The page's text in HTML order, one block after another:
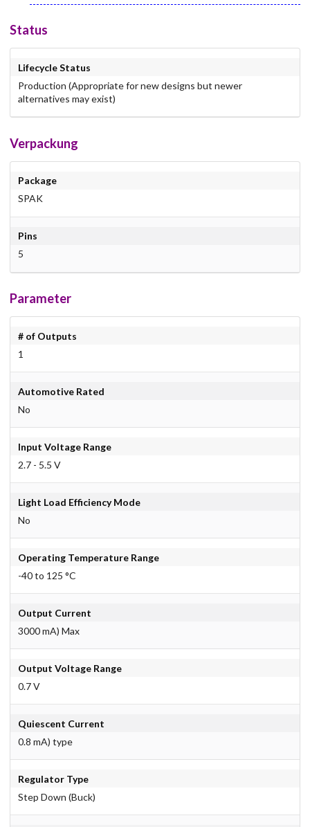
Status
Lifecycle Status
Production (Appropriate for new designs but newer
alternatives may exist)
Verpackung
Package
SPAK
Pins
5
Parameter
# of Outputs
1
Automotive Rated
No
Input Voltage Range
2.7 - 5.5 V
Light Load Efficiency Mode
No
Operating Temperature Range
-40 to 125 °C
Output Current
3000 mA) Max
Output Voltage Range
0.7 V
Quiescent Current
0.8 mA) type
Regulator Type
Step Down (Buck)